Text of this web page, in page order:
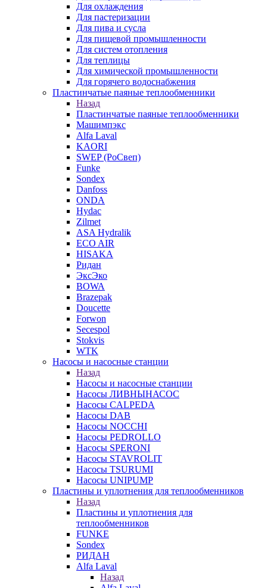
Для охлаждения
Для пастеризации
Для пива и сусла
Для пищевой промышленности
Для систем отопления
Для теплицы
Для химической промышленности
Для горячего водоснабжения
Пластинчатые паяные теплообменники
Назад
Пластинчатые паяные теплообменники
Машимпэкс
Alfa Laval
KAORI
SWEP (РоСвеп)
Funke
Sondex
Danfoss
ONDA
Hydac
Zilmet
ASA Hydralik
ECO AIR
HISAKA
Ридан
ЭксЭко
BOWA
Brazepak
Doucette
Forwon
Secespol
Stokvis
WTK
Насосы и насосные станции
Назад
Насосы и насосные станции
Насосы ЛИВНЫНАСОС
Насосы CALPEDA
Насосы DAB
Насосы NOCCHI
Насосы PEDROLLO
Насосы SPERONI
Насосы STAVROLIT
Насосы TSURUMI
Насосы UNIPUMP
Пластины и уплотнения для теплообменников
Назад
Пластины и уплотнения для
теплообменников
FUNKE
Sondex
РИДАН
Alfa Laval
Назад